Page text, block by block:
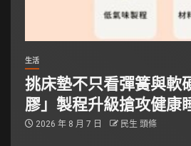
生活
挑床墊不只看彈簧與軟
膠」製程升級搶攻健康
2026 年 8 月 7 日 民生 頭條